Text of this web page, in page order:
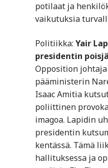
potilaat ja
vaikutuksia
Politiikka: Yair
presidentin
Opposition
pääministerin
Isaac Amitia
poliittinen
imagoa. Lapidin
presidentin
kentässä. Tämä
hallituksessa ja